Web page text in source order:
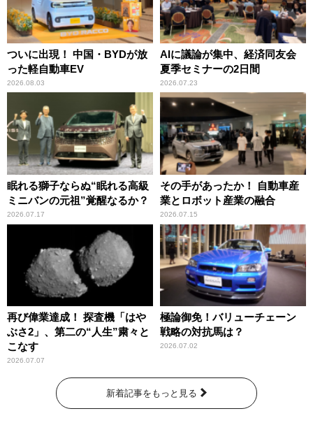
ついに出現！ 中国・BYDが放
った軽自動車EV
2026.08.03
AIに議論が集中、経済同友会
夏季セミナーの2日間
2026.07.23
眠れる獅子ならぬ“眠れる高級
ミニバンの元祖”覚醒なるか？
2026.07.17
その手があったか！ 自動車産
業とロボット産業の融合
2026.07.15
再び偉業達成！ 探査機「はや
ぶさ2」、第二の“人生”粛々と
こなす
2026.07.07
極論御免！バリューチェーン
戦略の対抗馬は？
2026.07.02
新着記事をもっと見る